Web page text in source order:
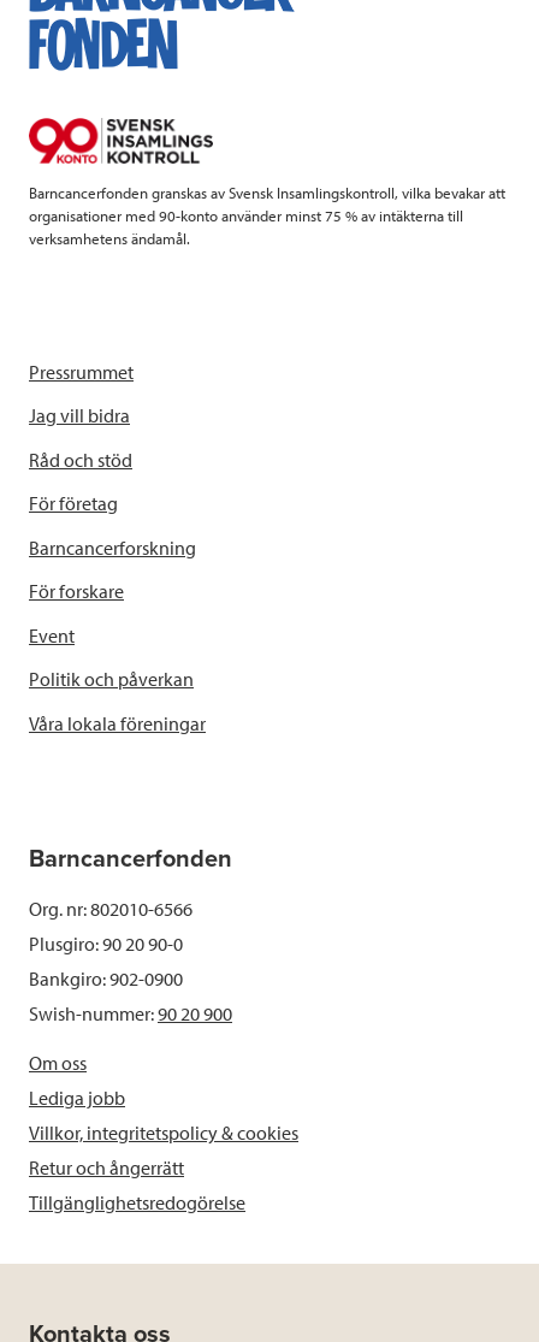
b
k
t
e
Barncancerfonden granskas av Svensk Insamlingskontroll, vilka bevakar att
organisationer med 90-konto använder minst 75 % av intäkterna till
verksamhetens ändamål.
Pressrummet
Jag vill bidra
Råd och stöd
För företag
Barncancerforskning
För forskare
Event
Politik och påverkan
Våra lokala föreningar
Barncancerfonden
Org. nr: 802010-6566
Plusgiro: 90 20 90-0
Bankgiro: 902-0900
Swish-nummer:90 20 900
Om oss
Lediga jobb
Villkor, integritetspolicy & cookies
Retur och ångerrätt
Tillgänglighetsredogörelse
Kontakta oss